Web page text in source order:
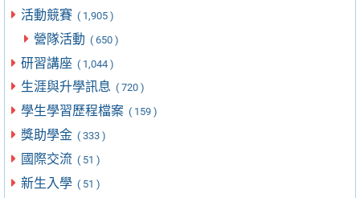
活動競賽 ( 1,905 )
營隊活動 ( 650 )
研習講座 ( 1,044 )
生涯與升學訊息 ( 720 )
學生學習歷程檔案 ( 159 )
獎助學金 ( 333 )
國際交流 ( 51 )
新生入學 ( 51 )